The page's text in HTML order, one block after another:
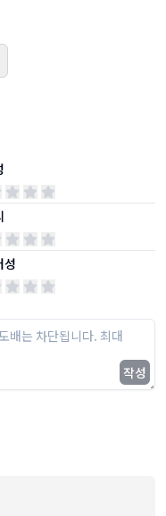
성
작성